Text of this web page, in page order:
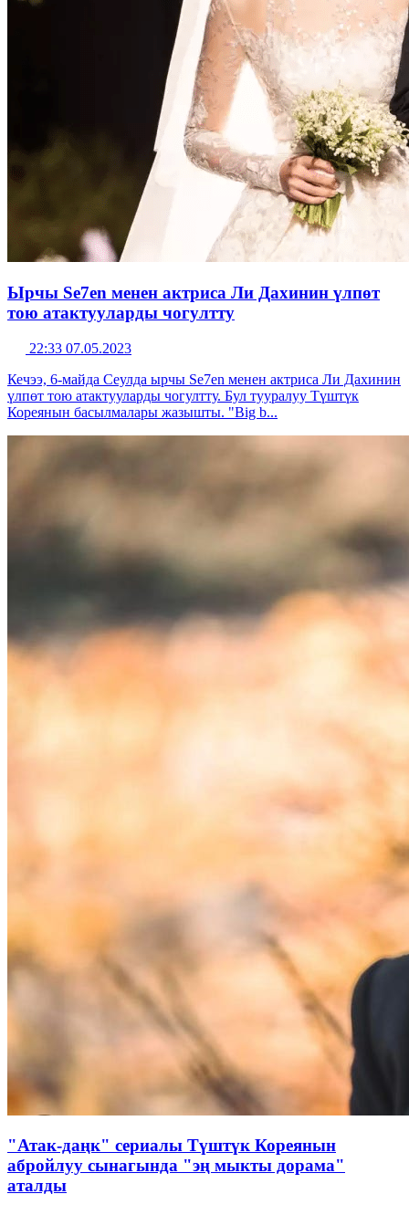
Ырчы Se7en менен актриса Ли Дахинин үлпөт
тою атактууларды чогултту
22:33 07.05.2023
Кечээ, 6-майда Сеулда ырчы Se7en менен актриса Ли Дахинин
үлпөт тою атактууларды чогултту. Бул тууралуу Түштүк
Кореянын басылмалары жазышты. "Big b...
"Атак-даңк" сериалы Түштүк Кореянын
абройлуу сынагында "эң мыкты дорама"
аталды